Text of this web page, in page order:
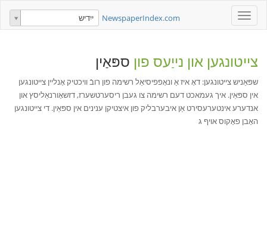
Toggle
navigation
NewspaperIndex.com ייִדיש
צייטונגען און נייַעס פון ספּאַין
שפּאַניש צייטונגען: דאָ איז אַ ונאָפפיסיאַל רשימה פון רובֿ וויכטיק אָנליין צייטונגען
אין ספּאַין. איך געמאכט דעם רשימה צו געבן ריסערטשערז, דזשאָורנאַליסץ און
אנדערע אינטערעסירט אַן איבערבליק פון איצטיקן ענינים אין ספּאַין. די צייטונגען
האָבן פאָקוס אויף ג